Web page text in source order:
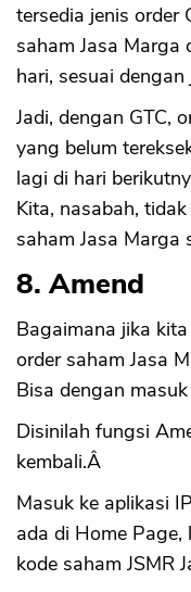
tersedia jenis order
saham Jasa Marga
hari, sesuai
Jadi, dengan GTC,
yang belum
lagi di hari
Kita, nasabah,
saham Jasa Marga
8. Amend
Bagaimana jika
order saham Jasa
Bisa dengan
Disinilah fungsi
kembali.Â
Masuk ke aplikasi
ada di Home Page,
kode saham JSMR